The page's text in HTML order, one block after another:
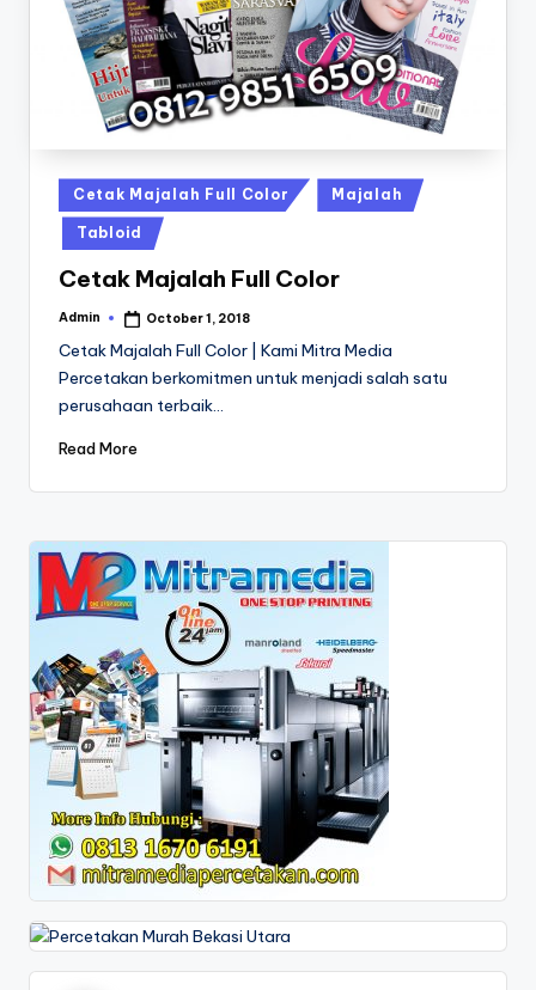
7
0
-
6
1
9
Posted
in
Cetak Majalah Full Color Majalah
Tabloid
Cetak Majalah Full Color
Posted
Admin October 1, 2018
Cetak Majalah Full Color | Kami Mitra Media
Percetakan berkomitmen untuk menjadi salah satu
perusahaan terbaik…
Read More